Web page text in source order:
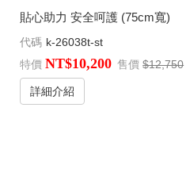
貼心助力 安全呵護 (75cm寬)
代碼 k-26038t-st
特價 NT$10,200 售價 $12,750
詳細介紹